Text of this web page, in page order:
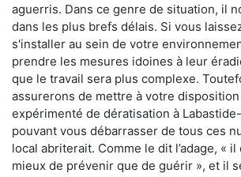
aguerris. Dans ce genre de situation, il
dans les plus brefs délais. Si vous
s'installer au sein de votre
prendre les mesures idoines à leur
que le travail sera plus complexe.
assurerons de mettre à votre
expérimenté de dératisation à
pouvant vous débarrasser de tous ces
local abriterait. Comme le dit l’adage, «
mieux de prévenir que de guérir », et il